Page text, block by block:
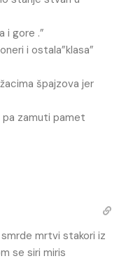
i gore .”
i ostala”klasa”
špajzova jer
pa zamuti pamet
mrtvi stakori iz
se siri miris